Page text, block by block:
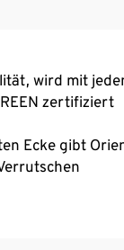
wird mit
zertifiziert
Ecke gibt
bei 60 °C und